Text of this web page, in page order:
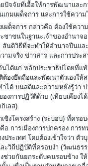
จจัยที่เอื้อให้การพัฒนาและ
กมเผด็จการ และการใช้ควา
ผด็จการ กล่าวคือ ต้องใช้คว
าชนในฐานะเจ้าของอำนา
ติวิธีที่จะทำให้อำนาจปืนแล
มจริง ข่าวสาร และการประ
นได้แก่ หลักประชาธิปไตยที่
ต้องยึดถือและพัฒนาตัวเองใ
ได้ บนสติและความหยั่งรู้ว่า
งการปฏิวัติด้วย (เทียบเคียง
เลส)
งโครงสร้าง (ระบอบ) ที่ครอ
การเมืองการปกครอง การ
ระเทศ โดยต้องเข้าใจว่า ตั
ละวิถีปฏิบัติที่ครอบงำ (วัฒนธ
ช่วยกันยกระดับคนรอบข้าง ใ